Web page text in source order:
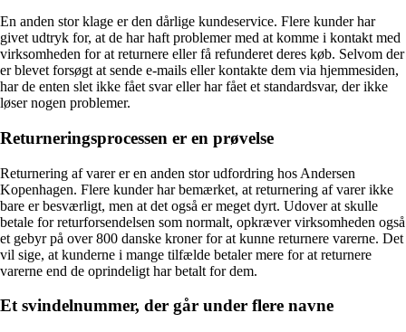
En anden stor klage er den dårlige kundeservice. Flere kunder har
givet udtryk for, at de har haft problemer med at komme i kontakt med
virksomheden for at returnere eller få refunderet deres køb. Selvom der
er blevet forsøgt at sende e-mails eller kontakte dem via hjemmesiden,
har de enten slet ikke fået svar eller har fået et standardsvar, der ikke
løser nogen problemer.
Returneringsprocessen er en prøvelse
Returnering af varer er en anden stor udfordring hos Andersen
Kopenhagen. Flere kunder har bemærket, at returnering af varer ikke
bare er besværligt, men at det også er meget dyrt. Udover at skulle
betale for returforsendelsen som normalt, opkræver virksomheden også
et gebyr på over 800 danske kroner for at kunne returnere varerne. Det
vil sige, at kunderne i mange tilfælde betaler mere for at returnere
varerne end de oprindeligt har betalt for dem.
Et svindelnummer, der går under flere navne